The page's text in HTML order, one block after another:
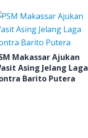
Makassar Ajukan
Asing Jelang Laga
Barito Putera